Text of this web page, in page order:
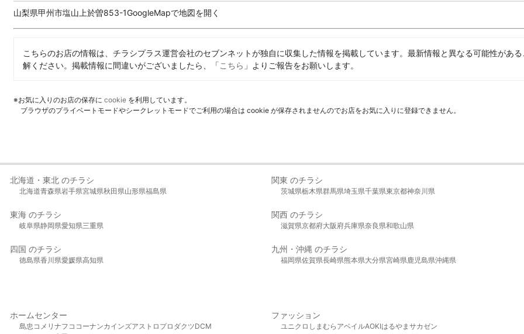
山梨県甲州市塩山上於曽853-1GoogleMapで地図を開く
こちらのお店の情報は、チラシプラス運営会社のセブンネットが独自に収集した情報を掲載しています。最新情報と異なる可能性があ
解ください。掲載情報に間違いがございましたら、「こちら 」よりご報告をお願いします。
※お気に入りのお店の保存に cookie を利用しています。
ブラウザのプライベートモードやシークレットモードでご利用の場合は cookie が保存されませんのでお店をお気に入りに登録できません。
北海道・東北 のチラシ
北海道青森県岩手県宮城県秋田県山形県福島県
関東 のチラシ
茨城県栃木県群馬県埼玉県千葉県東京都神奈川県
東海 のチラシ
岐阜県静岡県愛知県三重県
関西 のチラシ
滋賀県京都府大阪府兵庫県奈良県和歌山県
四国 のチラシ
徳島県香川県愛媛県高知県
九州・沖縄 のチラシ
福岡県佐賀県長崎県熊本県大分県宮崎県 鹿児島県沖縄県
ホームセンター
島忠 コメリ ナフコ コーナンカインズアストロプロダクツDCM
ファッション
ユニクロ しまむら アベイルAOKIはるやま サカゼン